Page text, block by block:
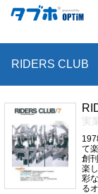
RIDERS CLUB
実
て
創
楽
彩
る